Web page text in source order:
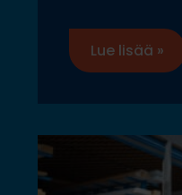
Lue lisää »